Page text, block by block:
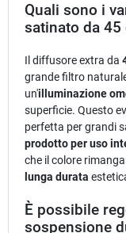
Quali sono i
satinato da
Il diffusore extra da
grande filtro
un'illuminazione
superficie. Questo
perfetta per grandi
prodotto per uso
che il colore
lunga durata
È possibile
sospensione